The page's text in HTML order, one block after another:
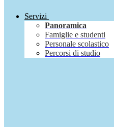
Servizi
Panoramica
Famiglie e studenti
Personale scolastico
Percorsi di studio